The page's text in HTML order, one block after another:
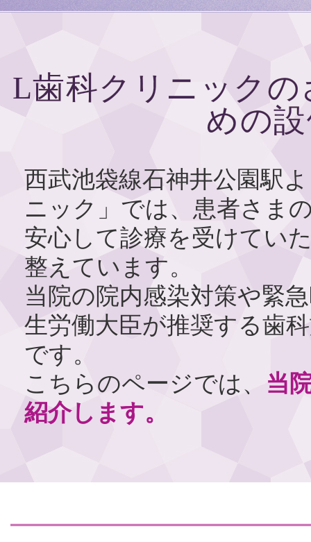
L歯科クリニック
めの
西武池袋線石神井公園駅
ニック」では、患者さま
安心して診療を受けてい
整えています。
当院の院内感染対策や緊
生労働大臣が推奨する歯
です。
こちらのページでは、 当
紹介します。